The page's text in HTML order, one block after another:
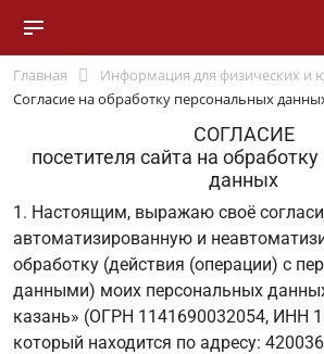
Главная
Информация для физических и
Согласие на обработку персональных
СОГЛАСИЕ
посетителя сайта на
данных
1. Настоящим, выражаю своё
автоматизированную и
обработку (действия (операции) с
данными) моих персональных
казань» (ОГРН 1141690032054, ИНН
который находится по адресу: